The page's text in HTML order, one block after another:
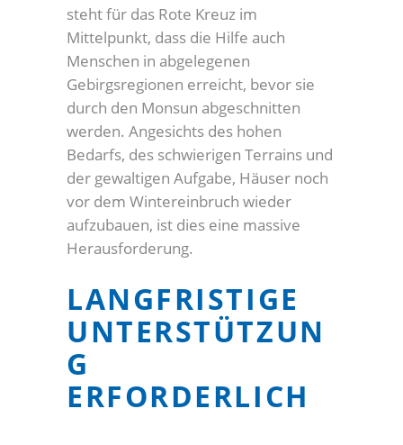
steht für das Rote Kreuz im
Mittelpunkt, dass die Hilfe auch
Menschen in abgelegenen
Gebirgsregionen erreicht, bevor sie
durch den Monsun abgeschnitten
werden. Angesichts des hohen
Bedarfs, des schwierigen Terrains und
der gewaltigen Aufgabe, Häuser noch
vor dem Wintereinbruch wieder
aufzubauen, ist dies eine massive
Herausforderung.
LANGFRISTIGE
UNTERSTÜTZUN
G
ERFORDERLICH